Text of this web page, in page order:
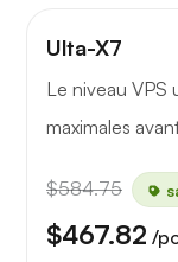
Ulta-X7
Le niveau VPS
maximales
$584.75
$467.82 /